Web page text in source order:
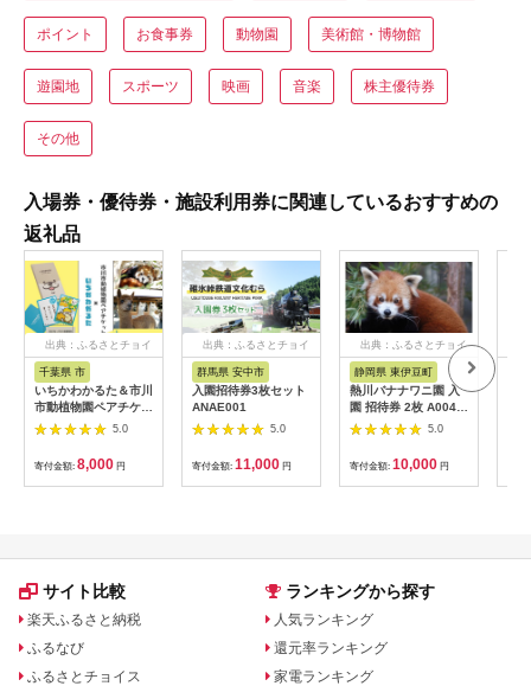
ポイント お食事券 動物園 美術館・博物館
遊園地 スポーツ 映画 音楽 株主優待券
その他
入場券・優待券・施設利用券に関連しているおすすめの
返礼品
出典：ふるさとチョイ
千葉県 市
いちかわかるた＆市川
市動植物園ペアチケッ
ト 【12203-0196】
5.0
寄付金額: 8,000 円
出典：ふるさとチョイ
群馬県 安中市
入園招待券3枚セット
ANAE001
5.0
寄付金額: 11,000 円
出典：ふるさとチョイ
静岡県 東伊豆町
熱川バナナワニ園 入
園 招待券 2枚 A004
／ 熱帯 動植物園 チケ
ット 静岡県 東伊豆町
5.0
寄付金額: 10,000 円
サイト比較
楽天ふるさと納税
ふるなび
ふるさとチョイス
ランキングから探す
人気ランキング
還元率ランキング
家電ランキング